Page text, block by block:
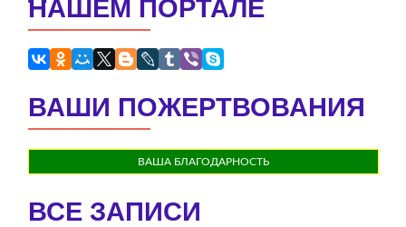
НАШЕМ ПОРТАЛЕ
ВАШИ ПОЖЕРТВОВАНИЯ
ВАША БЛАГОДАРНОСТЬ
ВСЕ ЗАПИСИ